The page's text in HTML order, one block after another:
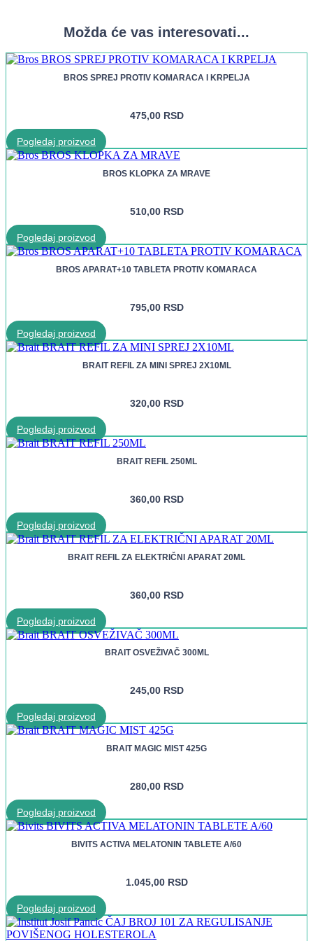
Možda će vas interesovati...
BROS SPREJ PROTIV KOMARACA I KRPELJA
475,00 RSD
Pogledaj proizvod
BROS KLOPKA ZA MRAVE
510,00 RSD
Pogledaj proizvod
BROS APARAT+10 TABLETA PROTIV KOMARACA
795,00 RSD
Pogledaj proizvod
BRAIT REFIL ZA MINI SPREJ 2X10ML
320,00 RSD
Pogledaj proizvod
BRAIT REFIL 250ML
360,00 RSD
Pogledaj proizvod
BRAIT REFIL ZA ELEKTRIČNI APARAT 20ML
360,00 RSD
Pogledaj proizvod
BRAIT OSVEŽIVAČ 300ML
245,00 RSD
Pogledaj proizvod
BRAIT MAGIC MIST 425G
280,00 RSD
Pogledaj proizvod
BIVITS ACTIVA MELATONIN TABLETE A/60
1.045,00 RSD
Pogledaj proizvod